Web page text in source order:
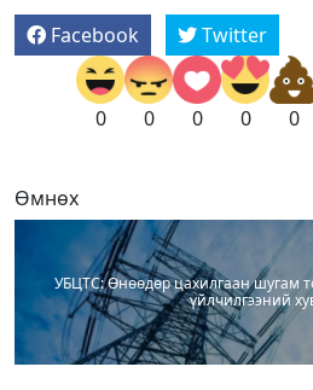
Facebook Twitter
0 0 0 0 0
Өмнөх
УБЦТС: Өнөөдөр цахилгаан шугам
үйлчилгээний